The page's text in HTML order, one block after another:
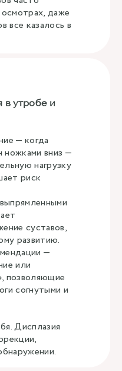
даже
все казалось в
утробе и
— когда
вниз —
нагрузку
риск
суставов,
развитию.
—
или
позволяющие
согнутыми и
Дисплазия